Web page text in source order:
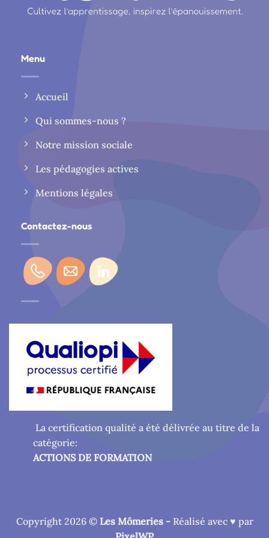
Menu
Accueil
Qui sommes-nous ?
Notre mission sociale
Les pédagogies actives
Mentions légales
Contactez-nous
La certification qualité a été délivrée au titre de la
catégorie:
ACTIONS DE FORMATION
Copyright 2026 © Les Mômeries - Réalisé avec ♥ par